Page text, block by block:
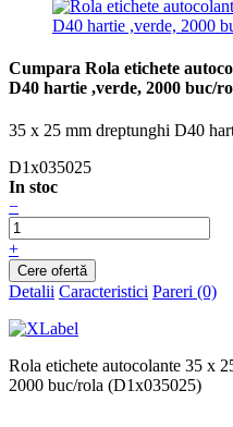
Cumpara Rola etichete
D40 hartie ,verde, 2000 buc/
35 x 25 mm dreptunghi D40
D1x035025
In stoc
−
+
Detalii Caracteristici Pareri (0)
Rola etichete autocolante 35 x
2000 buc/rola (D1x035025)